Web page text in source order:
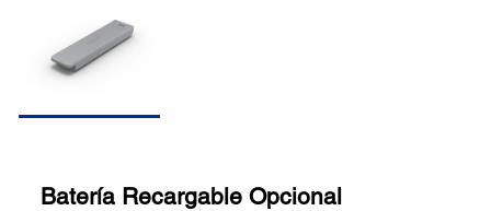
Batería Recargable Opcional